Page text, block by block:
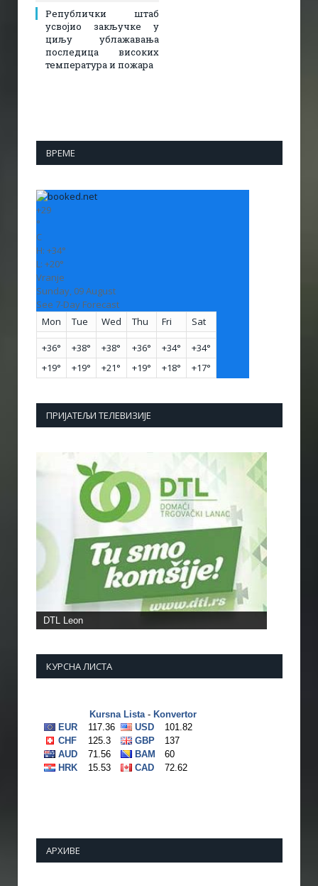
Републички штаб
усвојио закључке у
циљу ублажавања
последица високих
температура и пожара​
ВРЕМЕ
+29
°
C
H: +34°
L: +20°
Vranje
Sunday, 09 August
See 7-Day Forecast
Mon
Tue Wed Thu Fri Sat
+36° +38° +38° +36° +34° +34°
+19° +19° +21° +19° +18° +17°
ПРИЈАТЕЉИ ТЕЛЕВИЗИЈЕ
DTL Leon
КУРСНА ЛИСТА
АРХИВЕ